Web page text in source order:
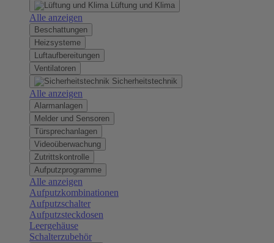
Lüftung und Klima
Alle anzeigen
Beschattungen
Heizsysteme
Luftaufbereitungen
Ventilatoren
Sicherheitstechnik
Alle anzeigen
Alarmanlagen
Melder und Sensoren
Türsprechanlagen
Videoüberwachung
Zutrittskontrolle
Aufputzprogramme
Alle anzeigen
Aufputzkombinationen
Aufputzschalter
Aufputzsteckdosen
Leergehäuse
Schalterzubehör